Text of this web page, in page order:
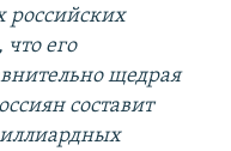
российских
его
щедрая
составит